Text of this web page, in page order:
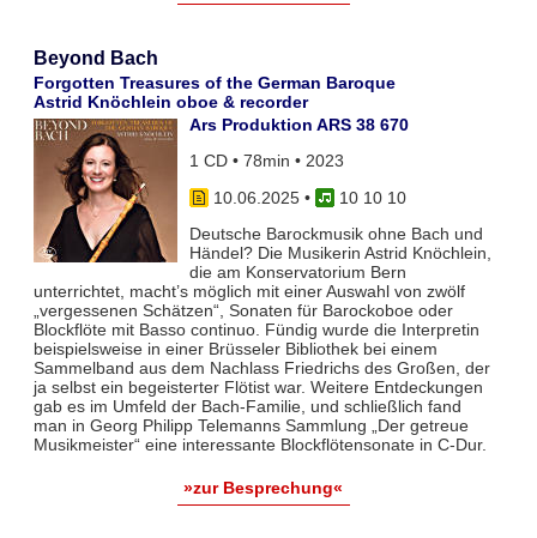
Beyond Bach
Forgotten Treasures of the German Baroque
Astrid Knöchlein oboe & recorder
Ars Produktion ARS 38 670
1 CD • 78min • 2023
10.06.2025•
10 10 10
Deutsche Barockmusik ohne Bach und
Händel? Die Musikerin Astrid Knöchlein,
die am Konservatorium Bern
unterrichtet, macht’s möglich mit einer Auswahl von zwölf
„vergessenen Schätzen“, Sonaten für Barockoboe oder
Blockflöte mit Basso continuo. Fündig wurde die Interpretin
beispielsweise in einer Brüsseler Bibliothek bei einem
Sammelband aus dem Nachlass Friedrichs des Großen, der
ja selbst ein begeisterter Flötist war. Weitere Entdeckungen
gab es im Umfeld der Bach-Familie, und schließlich fand
man in Georg Philipp Telemanns Sammlung „Der getreue
Musikmeister“ eine interessante Blockflötensonate in C-Dur.
»zur Besprechung«